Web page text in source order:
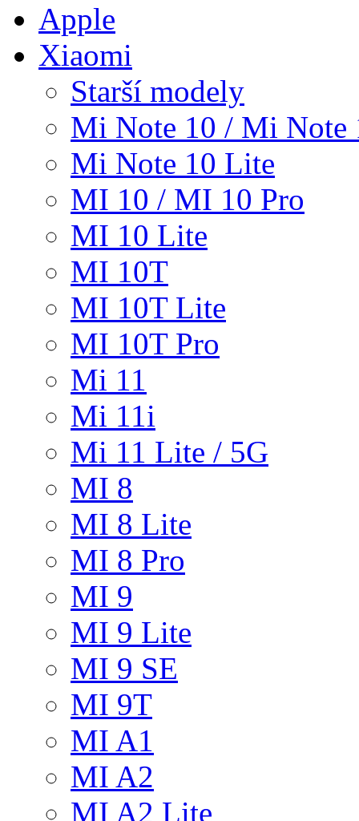
Apple
Xiaomi
Starší modely
Mi Note 10 / Mi Note
Mi Note 10 Lite
MI 10 / MI 10 Pro
MI 10 Lite
MI 10T
MI 10T Lite
MI 10T Pro
Mi 11
Mi 11i
Mi 11 Lite / 5G
MI 8
MI 8 Lite
MI 8 Pro
MI 9
MI 9 Lite
MI 9 SE
MI 9T
MI A1
MI A2
MI A2 Lite